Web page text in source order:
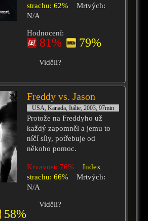
strachu: 62%
Mrtvých:
N/A
Hodnocení:
81% 79%
Viděli?
Freddy vs. Jason
USA, Kanada, Itálie, 2003, 97min
Protože na Freddyho už
každý zapomněl a jemu to
níčí síly, potřebuje od
někoho pomoc.
Krvavost: 76%
Index
strachu: 66%
Mrtvých:
N/A
58%
Viděli?